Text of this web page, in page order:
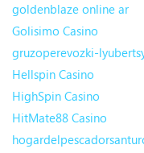
goldenblaze online ar
Golisimo Casino
gruzoperevozki-
Hellspin Casino
HighSpin Casino
HitMate88 Casino